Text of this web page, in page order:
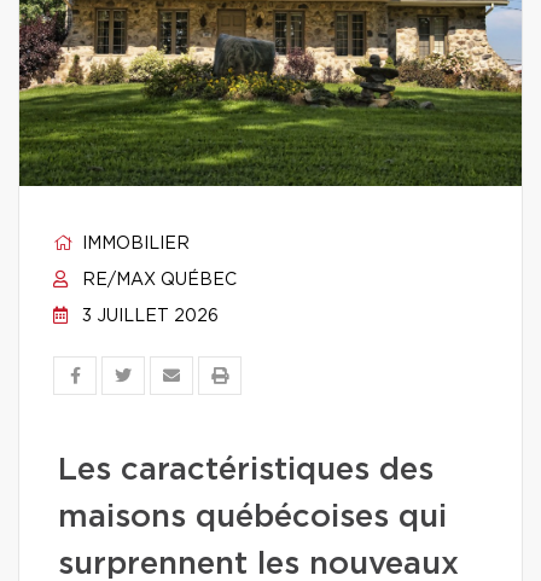
IMMOBILIER
RE/MAX QUÉBEC
3 JUILLET 2026
Les caractéristiques des
maisons québécoises qui
surprennent les nouveaux